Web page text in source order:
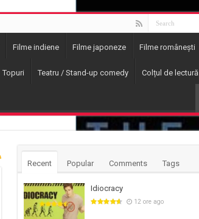
Filme indiene Filme japoneze Filme românești
Topuri Teatru / Stand-up comedy Colțul de lectură
Recent Popular Comments Tags
Idiocracy
12 ore ago